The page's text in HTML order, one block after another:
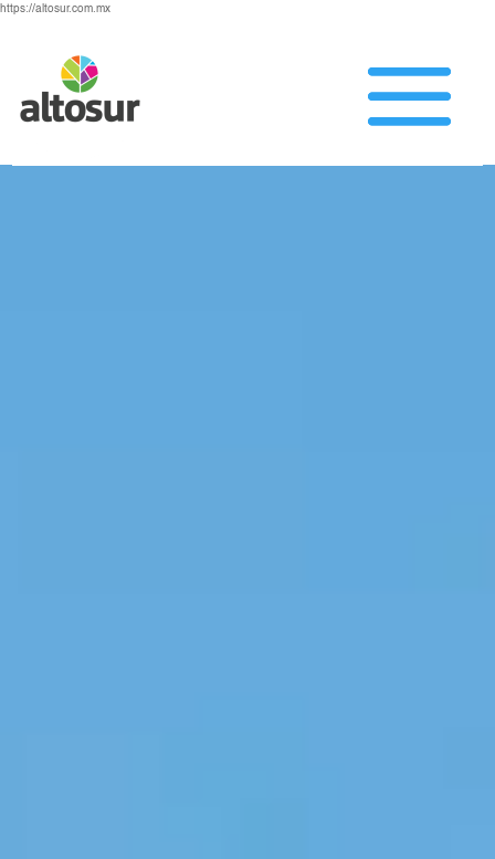
https://altosur.com.mx